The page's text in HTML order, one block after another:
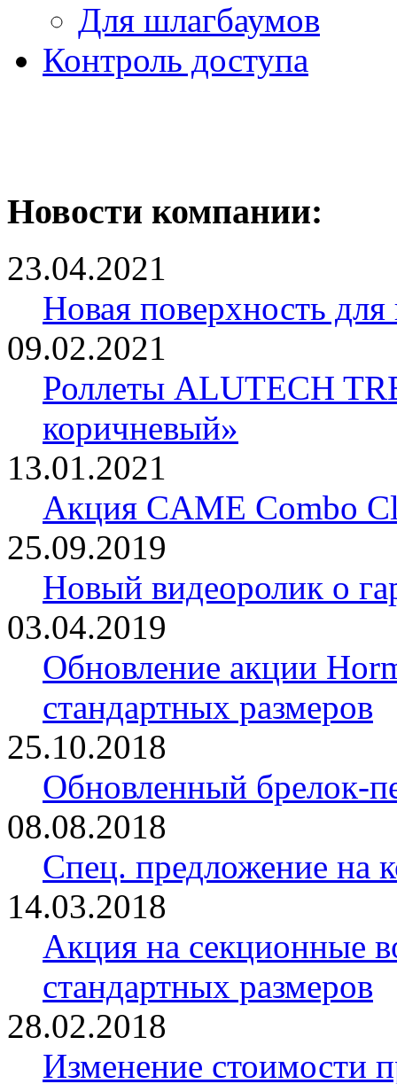
Для шлагбаумов
Контроль доступа
Новости компании:
23.04.2021
Новая поверхность
09.02.2021
Роллеты ALUTECH
коричневый»
13.01.2021
Акция CAME Combo
25.09.2019
Новый видеоролик о
03.04.2019
Обновление акции
стандартных размеров
25.10.2018
Обновленный брелок-
08.08.2018
Спец. предложение на
14.03.2018
Акция на секционные
стандартных размеров
28.02.2018
Изменение стоимости